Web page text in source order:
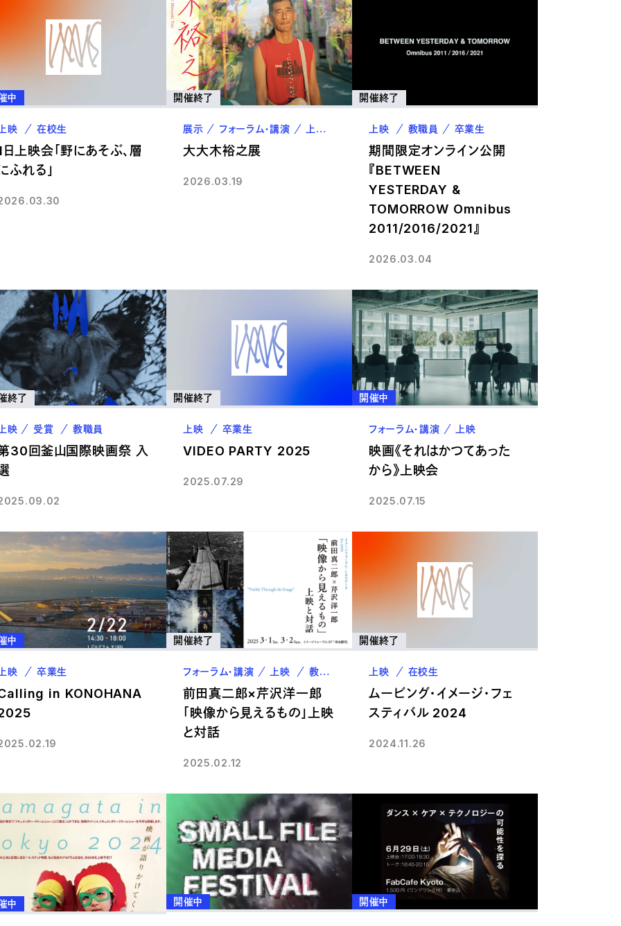
中
映 在校生
日上映会「野にあそぶ、層
ふれる」
開催終了
展示 フォーラム・講演 上映 教職員 卒業生
大大木裕之展
2026.03.19
開催終了
上映 教職員 卒業生
期間限定オンライン公開
『BETWEEN
YESTERDAY &
TOMORROW Omnibus
2011/2016/2021』
2026.03.04
終了
映 受賞 教職員
30回釜山国際映画祭 入
開催終了
上映 卒業生
VIDEO PARTY 2025
2025.07.29
開催中
フォーラム・講演 上映
映画《それはかつてあった
から》上映会
2025.07.15
中
映 卒業生
in KONOHANA
開催終了
フォーラム・講演 上映 教職員
前田真二郎×芹沢洋一郎
「映像から見えるもの」上映
と対話
2025.02.12
開催終了
上映 在校生
ムービング・イメージ・フェ
スティバル 2024
2024.11.26
中 開催中 開催中